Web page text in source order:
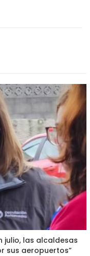
julio, las alcaldesas
sus aeropuertos”